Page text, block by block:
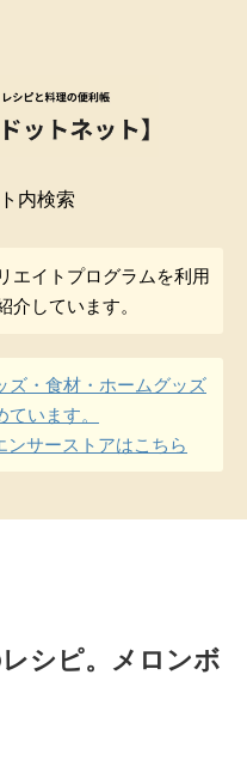
内検索
エイトプログラムを利用
介しています。
ズ・食材・ホームグッズ
ています。
サーストアはこちら
シピ。メロンボ